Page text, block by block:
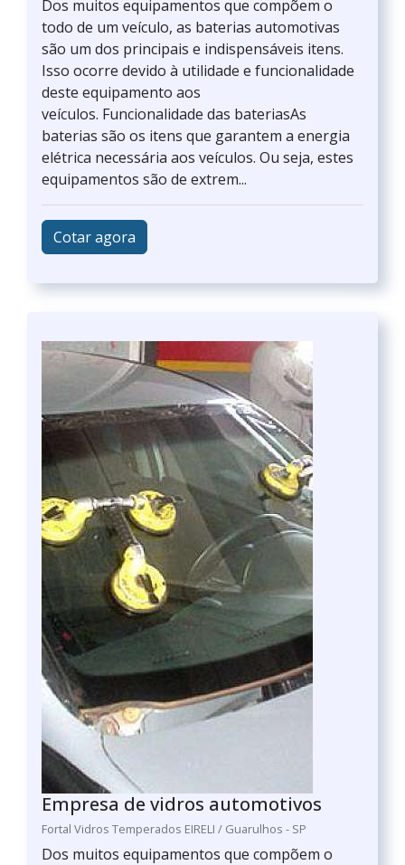
Dos muitos equipamentos que compõem o
todo de um veículo, as baterias automotivas
são um dos principais e indispensáveis itens.
Isso ocorre devido à utilidade e funcionalidade
deste equipamento aos
veículos. Funcionalidade das bateriasAs
baterias são os itens que garantem a energia
elétrica necessária aos veículos. Ou seja, estes
equipamentos são de extrem...
Cotar agora
Empresa de vidros automotivos
Fortal Vidros Temperados EIRELI / Guarulhos - SP
Dos muitos equipamentos que compõem o